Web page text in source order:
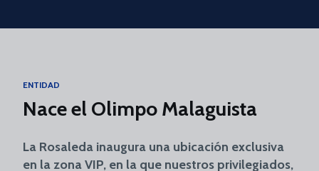
Skip to main content
ENTIDAD
Nace el Olimpo Malaguista
La Rosaleda inaugura una ubicación exclusiva
en la zona VIP, en la que nuestros privilegiados,